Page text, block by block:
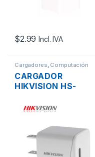
$2.99 Incl. IVA
Cargadores, Computación
CARGADOR
HIKVISION HS-
PARED USB-C DE 5V